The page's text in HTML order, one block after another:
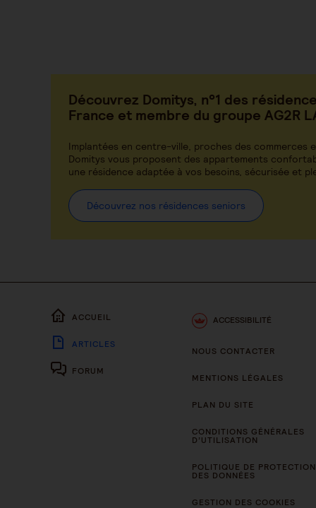
Découvrez Domitys, n°1 des
France et membre du groupe AG2R
Implantées en centre-ville, proches des commerces
Domitys vous proposent des appartements
une résidence adaptée à vos besoins, sécurisée et
Découvrez nos résidences seniors
ACCUEIL
ARTICLES
FORUM
ACCESSIBILITÉ
NOUS CONTACTER
MENTIONS LÉGALES
PLAN DU SITE
CONDITIONS GÉNÉRALES
D’UTILISATION
POLITIQUE DE PROTECTION
DES DONNÉES
GESTION DES COOKIES